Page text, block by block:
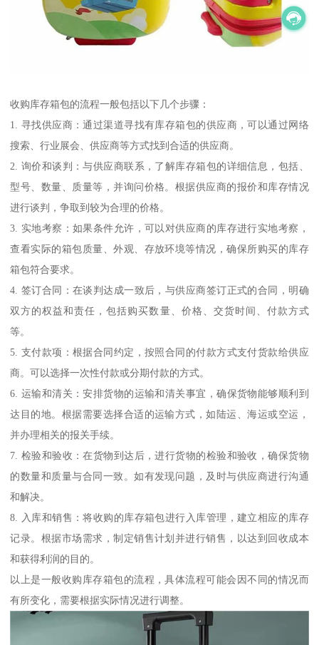
收购库存箱包的流程一般包括以下几个步骤：
1. 寻找供应商：通过渠道寻找有库存箱包的供应商，可以通过网络
搜索、行业展会、供应商等方式找到合适的供应商。
2. 询价和谈判：与供应商联系，了解库存箱包的详细信息，包括、
型号、数量、质量等，并询问价格。根据供应商的报价和库存情况
进行谈判，争取到较为合理的价格。
3. 实地考察：如果条件允许，可以对供应商的库存进行实地考察，
查看实际的箱包质量、外观、存放环境等情况，确保所购买的库存
箱包符合要求。
4. 签订合同：在谈判达成一致后，与供应商签订正式的合同，明确
双方的权益和责任，包括购买数量、价格、交货时间、付款方式
等。
5. 支付款项：根据合同约定，按照合同的付款方式支付货款给供应
商。可以选择一次性付款或分期付款的方式。
6. 运输和清关：安排货物的运输和清关事宜，确保货物能够顺利到
达目的地。根据需要选择合适的运输方式，如陆运、海运或空运，
并办理相关的报关手续。
7. 检验和验收：在货物到达后，进行货物的检验和验收，确保货物
的数量和质量与合同一致。如有发现问题，及时与供应商进行沟通
和解决。
8. 入库和销售：将收购的库存箱包进行入库管理，建立相应的库存
记录。根据市场需求，制定销售计划并进行销售，以达到回收成本
和获得利润的目的。
以上是一般收购库存箱包的流程，具体流程可能会因不同的情况而
有所变化，需要根据实际情况进行调整。